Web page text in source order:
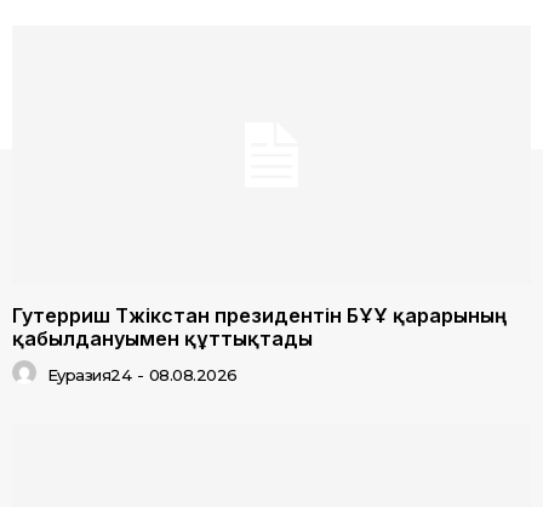
Гутерриш Тәжікстан президентін БҰҰ қарарының
қабылдануымен құттықтады
Еуразия24 - 08.08.2026